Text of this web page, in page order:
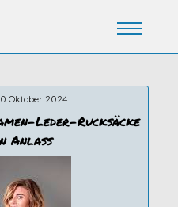
Oktober 2024
Leder-Rucksäcke
Anlass